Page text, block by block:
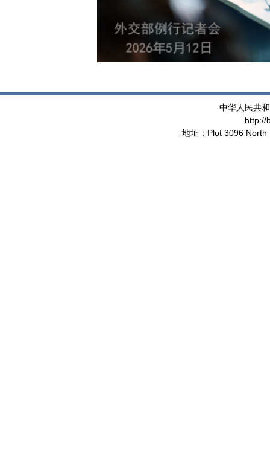
中华人民共
http://
地址：Plot 3096